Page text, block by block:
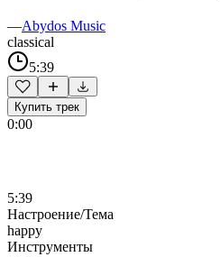
—Abydos Music
classical
5:39
Купить трек
0:00
5:39
Настроение/Тема
happy
Инструменты